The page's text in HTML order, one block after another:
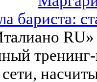
бариста:
сети,